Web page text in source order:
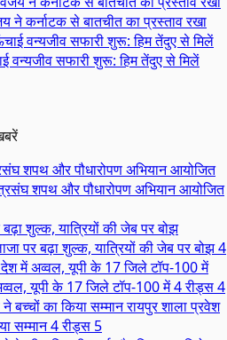
ने कर्नाटक से बातचीत का प्रस्ताव रखा
वन्यजीव सफारी शुरू: हिम तेंदुए से मिलें
शपथ और पौधारोपण अभियान आयोजित
पर बढ़ा शुल्क, यात्रियों की जेब पर बोझ4
यूपी के 17 जिले टॉप-100 में4 रीड्स4
रायपुरशाला प्रवेश
सम्मान4 रीड्स 5